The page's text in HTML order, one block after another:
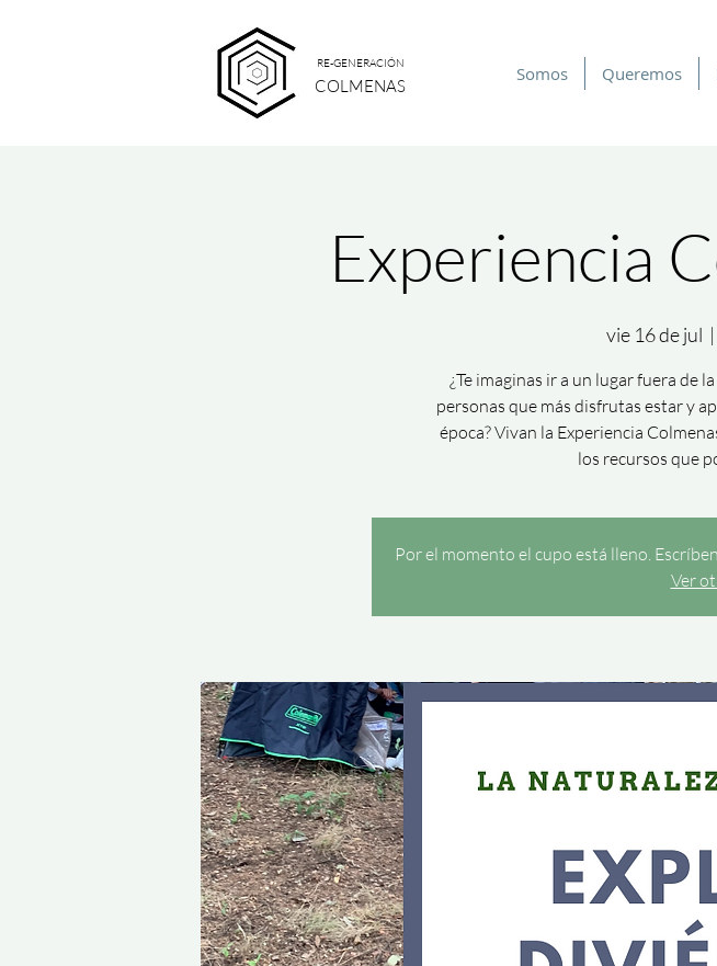
RE-GENERACIÓN
COLMENAS
Somos Queremos
Experiencia
vie 16 de jul
  |
¿Te imaginas ir a un lugar fuera de
personas que más disfrutas estar y
época? Vivan la Experiencia
los recursos que
Por el momento el cupo está lleno.
Ver